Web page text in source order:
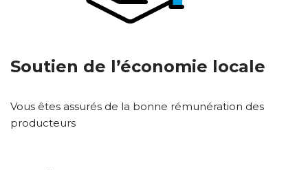
Soutien de l’économie locale
Vous êtes assurés de la bonne rémunération des
producteurs